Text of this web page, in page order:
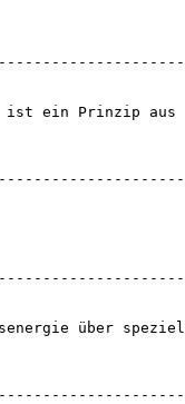
ist ein Prinzip
über